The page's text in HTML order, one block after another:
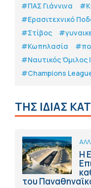
#ΠΑΣ Γιάννινα
#Eρασιτεχνικό
#Στίβος
#Κωπηλασία
#Ναυτικός Όμιλος
#Champions
ΤΗΣ ΙΔΙΑΣ
Η
του